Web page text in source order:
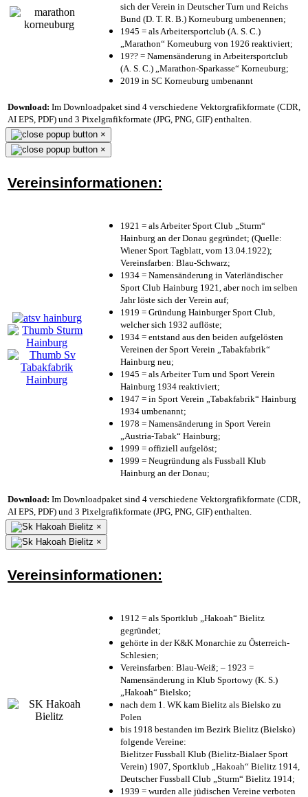
sich der Verein in Deutscher Turn und Reichs
Bund (D. T. R. B.) Korneuburg umbenennen;
1945 = als Arbeitersportclub (A. S. C.)
„Marathon“ Korneuburg von 1926 reaktiviert;
19?? = Namensänderung in Arbeitersportclub
(A. S. C.) „Marathon-Sparkasse“ Korneuburg;
2019 in SC Korneuburg umbenannt
Download: Im Downloadpaket sind 4 verschiedene Vektorgrafikformate (CDR,
AI EPS, PDF) und 3 Pixelgrafikformate (JPG, PNG, GIF) enthalten.
×
×
Vereinsinformationen:
1921 = als Arbeiter Sport Club „Sturm“
Hainburg an der Donau gegründet; (Quelle:
Wiener Sport Tagblatt, vom 13.04.1922);
Vereinsfarben: Blau-Schwarz;
1934 = Namensänderung in Vaterländischer
Sport Club Hainburg 1921, aber noch im selben
Jahr löste sich der Verein auf;
1919 = Gründung Hainburger Sport Club,
welcher sich 1932 auflöste;
1934 = entstand aus den beiden aufgelösten
Vereinen der Sport Verein „Tabakfabrik“
Hainburg neu;
1945 = als Arbeiter Turn und Sport Verein
Hainburg 1934 reaktiviert;
1947 = in Sport Verein „Tabakfabrik“ Hainburg
1934 umbenannt;
1978 = Namensänderung in Sport Verein
„Austria-Tabak“ Hainburg;
1999 = offiziell aufgelöst;
1999 = Neugründung als Fussball Klub
Hainburg an der Donau;
Download: Im Downloadpaket sind 4 verschiedene Vektorgrafikformate (CDR,
AI EPS, PDF) und 3 Pixelgrafikformate (JPG, PNG, GIF) enthalten.
×
×
Vereinsinformationen:
1912 = als Sportklub „Hakoah“ Bielitz
gegründet;
gehörte in der K&K Monarchie zu Österreich-
Schlesien;
Vereinsfarben: Blau-Weiß; – 1923 =
Namensänderung in Klub Sportowy (K. S.)
„Hakoah“ Bielsko;
nach dem 1. WK kam Bielitz als Bielsko zu
Polen
bis 1918 bestanden im Bezirk Bielitz (Bielsko)
folgende Vereine:
Bielitzer Fussball Klub (Bielitz-Bialaer Sport
Verein) 1907, Sportklub „Hakoah“ Bielitz 1914,
Deutscher Fussball Club „Sturm“ Bielitz 1914;
1939 = wurden alle jüdischen Vereine verboten